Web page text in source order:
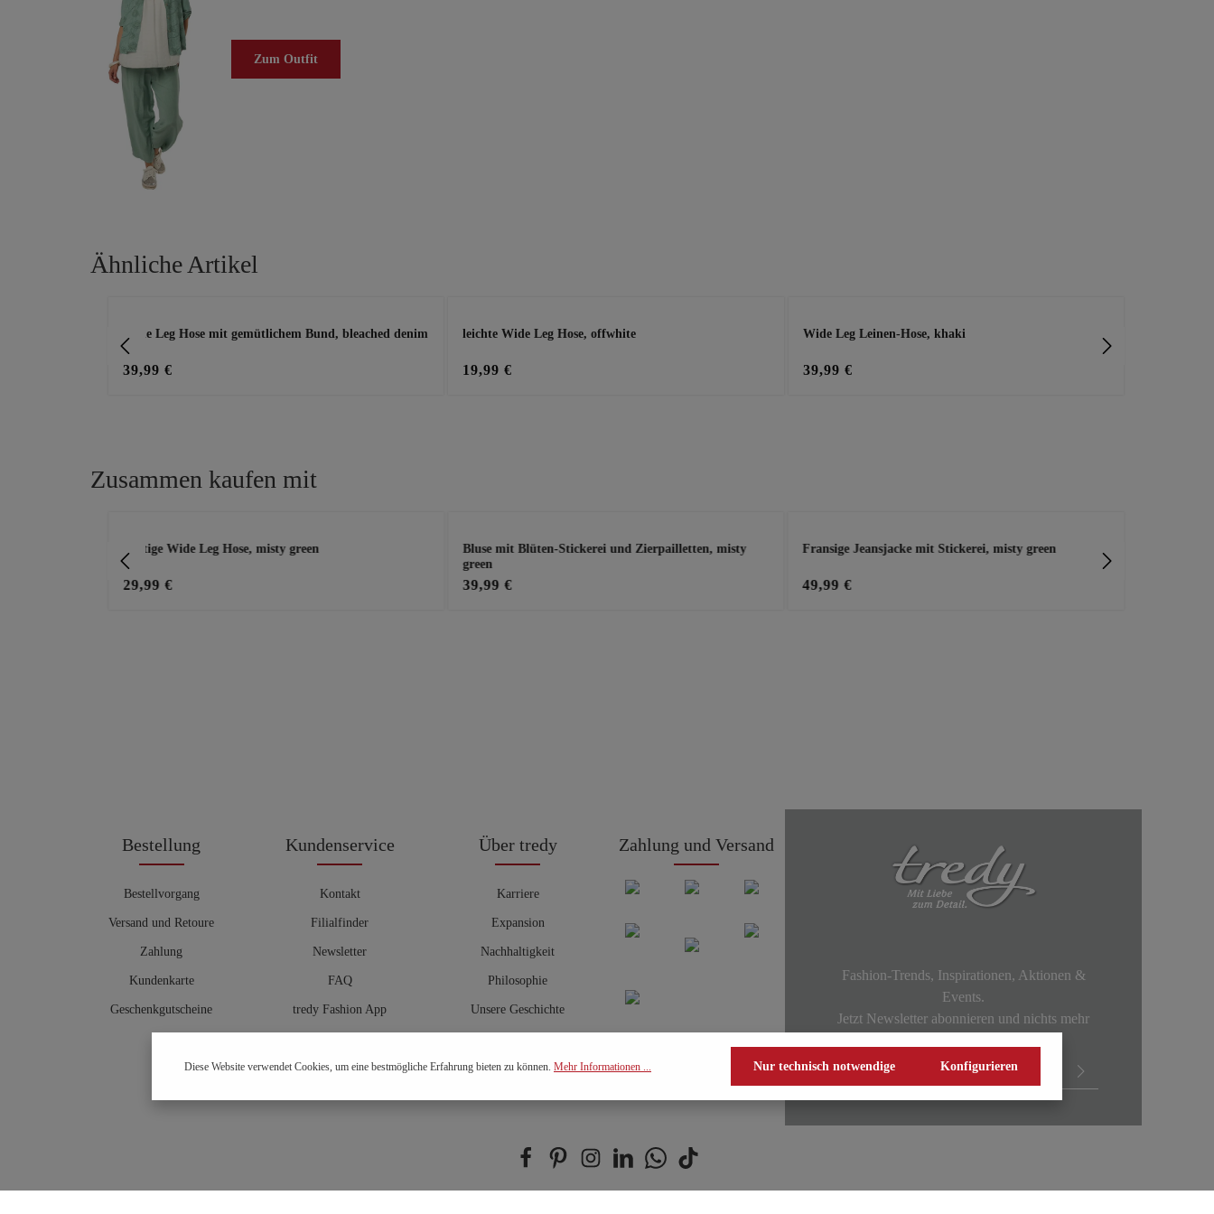
Zum Outfit
Ähnliche Artikel
Wide Leg Hose mit gemütlichem Bund, bleached denim
39,99 €
leichte Wide Leg Hose, offwhite
19,99 €
Wide Leg Leinen-Hose, khaki
39,99 €
Zusammen kaufen mit
Luftige Wide Leg Hose, misty green
29,99 €
Bluse mit Blüten-Stickerei und Zierpailletten, misty
green
39,99 €
Fransige Jeansjacke mit Stickerei, misty green
49,99 €
Bestellung
Bestellvorgang
Versand und Retoure
Zahlung
Kundenkarte
Geschenkgutscheine
Kundenservice
Kontakt
Filialfinder
Newsletter
FAQ
tredy Fashion App
Hosenberater
Über tredy
Karriere
Expansion
Nachhaltigkeit
Philosophie
Unsere Geschichte
Zahlung und Versand
Fashion-Trends, Inspirationen, Aktionen &
Events.
Jetzt Newsletter abonnieren und nichts mehr
Diese Website verwendet Cookies, um eine bestmögliche Erfahrung bieten zu können. Mehr Informationen ... Nur technisch notwendige Konfigurieren